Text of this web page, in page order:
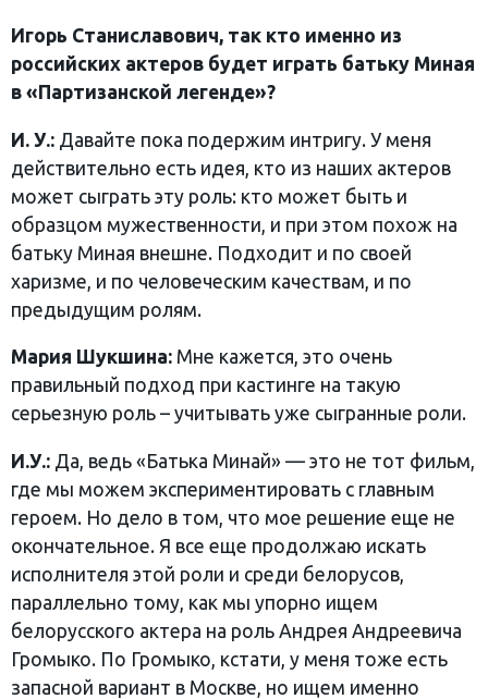
Игорь Станиславович, так кто именно из
российских актеров будет играть батьку Миная
в «Партизанской легенде»?
И. У.: Давайте пока подержим интригу. У меня
действительно есть идея, кто из наших актеров
может сыграть эту роль: кто может быть и
образцом мужественности, и при этом похож на
батьку Миная внешне. Подходит и по своей
харизме, и по человеческим качествам, и по
предыдущим ролям.
Мария Шукшина: Мне кажется, это очень
правильный подход при кастинге на такую
серьезную роль – учитывать уже сыгранные роли.
И.У.: Да, ведь «Батька Минай» — это не тот фильм,
где мы можем экспериментировать с главным
героем. Но дело в том, что мое решение еще не
окончательное. Я все еще продолжаю искать
исполнителя этой роли и среди белорусов,
параллельно тому, как мы упорно ищем
белорусского актера на роль Андрея Андреевича
Громыко. По Громыко, кстати, у меня тоже есть
запасной вариант в Москве, но ищем именно